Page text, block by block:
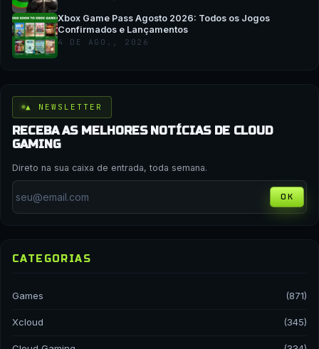
Xbox Game Pass Agosto 2026: Todos os Jogos
Confirmados e Lançamentos
4 DE AGO., 2026
▲ NEWSLETTER
RECEBA AS MELHORES NOTÍCIAS DE CLOUD
GAMING
Direto na sua caixa de entrada, toda semana.
OK
CATEGORIAS
Games (871)
Xcloud (345)